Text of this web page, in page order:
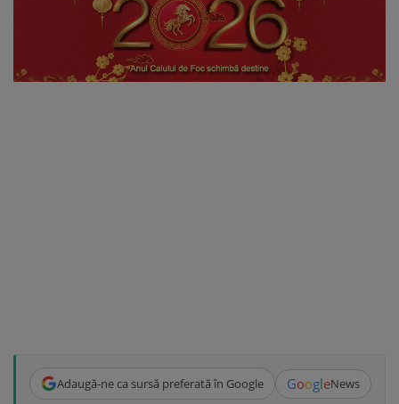
Adaugă-ne ca sursă preferată în Google GoogleNews